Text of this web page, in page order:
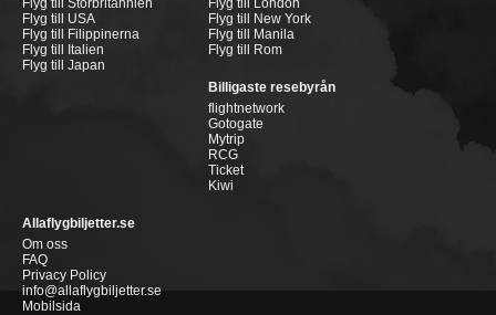
Flyg till Storbritannien
Flyg till USA
Flyg till Filippinerna
Flyg till Italien
Flyg till Japan
Flyg till London
Flyg till New York
Flyg till Manila
Flyg till Rom
Billigaste resebyrån
flightnetwork
Gotogate
Mytrip
RCG
Ticket
Kiwi
Allaflygbiljetter.se
Om oss
FAQ
Privacy Policy
info@allaflygbiljetter.se
Mobilsida